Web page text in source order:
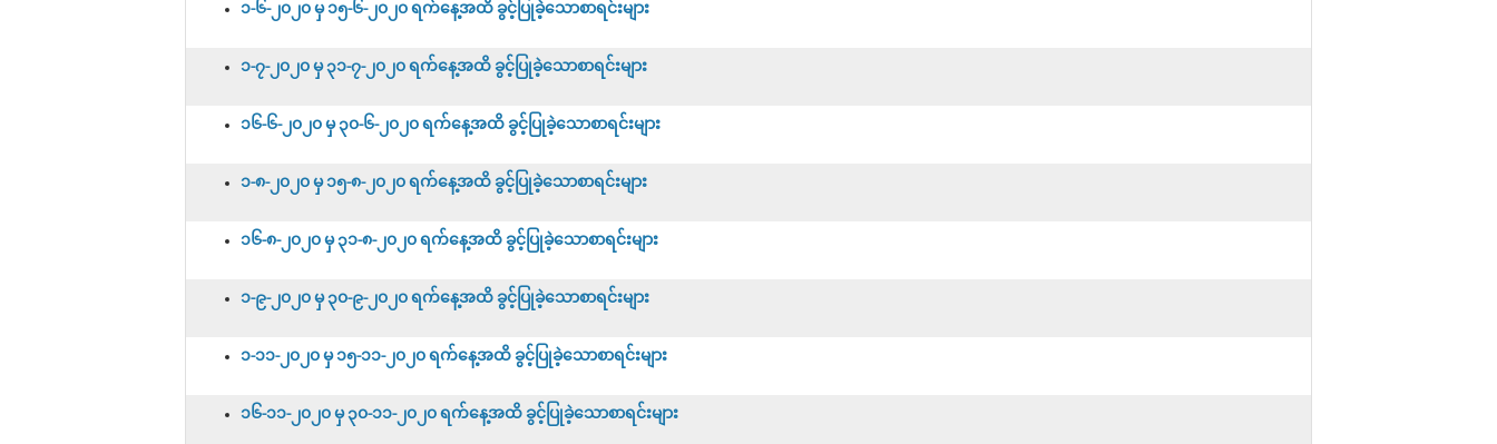
၁-၆-၂၀၂၀ မှ ၁၅-၆-၂၀၂၀ ရက်နေ့အထိ ခွင့်ပြုခဲ့သောစာရင်းများ
၁-၇-၂၀၂၀ မှ ၃၁-၇-၂၀၂၀ ရက်နေ့အထိ ခွင့်ပြုခဲ့သောစာရင်းများ
၁၆-၆-၂၀၂၀ မှ ၃၀-၆-၂၀၂၀ ရက်နေ့အထိ ခွင့်ပြုခဲ့သောစာရင်းများ
၁-၈-၂၀၂၀ မှ ၁၅-၈-၂၀၂၀ ရက်နေ့အထိ ခွင့်ပြုခဲ့သောစာရင်းများ
၁၆-၈-၂၀၂၀ မှ ၃၁-၈-၂၀၂၀ ရက်နေ့အထိ ခွင့်ပြုခဲ့သောစာရင်းများ
၁-၉-၂၀၂၀ မှ ၃၀-၉-၂၀၂၀ ရက်နေ့အထိ ခွင့်ပြုခဲ့သောစာရင်းများ
၁-၁၁-၂၀၂၀ မှ ၁၅-၁၁-၂၀၂၀ ရက်နေ့အထိ ခွင့်ပြုခဲ့သောစာရင်းများ
၁၆-၁၁-၂၀၂၀ မှ ၃၀-၁၁-၂၀၂၀ ရက်နေ့အထိ ခွင့်ပြုခဲ့သောစာရင်းများ